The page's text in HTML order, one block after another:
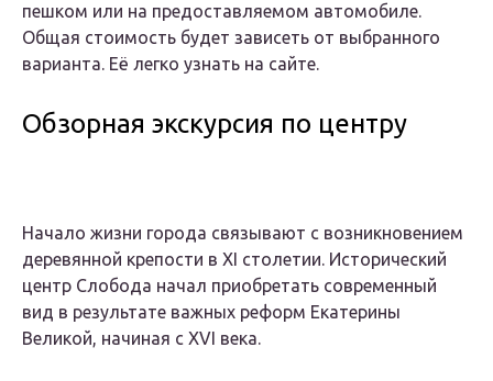
пешком или на предоставляемом автомобиле.
Общая стоимость будет зависеть от выбранного
варианта. Её легко узнать на сайте.
Обзорная экскурсия по центру
Начало жизни города связывают с возникновением
деревянной крепости в XI столетии. Исторический
центр Слобода начал приобретать современный
вид в результате важных реформ Екатерины
Великой, начиная с XVI века.